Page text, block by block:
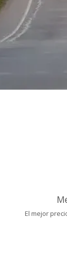
El mejor